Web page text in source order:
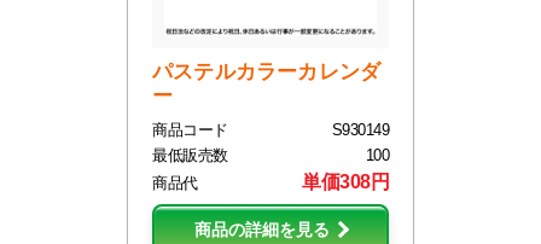
パステルカラーカレンダ
ー
商品コード
S930149
最低販売数
100
商品代
単価308円
商品の詳細を見る